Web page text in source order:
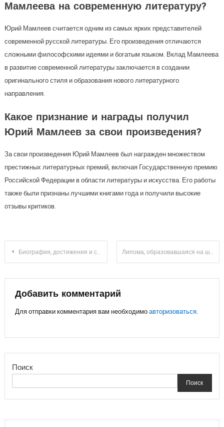
Мамлеева на современную литературу?
Юрий Мамлеев считается одним из самых ярких представителей
современной русской литературы. Его произведения отличаются
сложными философскими идеями и богатым языком. Вклад Мамлеева
в развитие современной литературы заключается в создании
оригинального стиля и образования нового литературного
направления.
Какое признание и награды получил
Юрий Мамлеев за свои произведения?
За свои произведения Юрий Мамлеев был награжден множеством
престижных литературных премий, включая Государственную премию
Российской Федерации в области литературы и искусства. Его работы
также были признаны лучшими книгами года и получили высокие
отзывы критиков.
Навигация
записям
Биография, достижения и события в жизни Бориса Годунова на Википедии Липома, образовавшаяся на шее: причины появления и код по МКБ-10
Добавить комментарий
Для отправки комментария вам необходимоавторизоваться.
Поиск
Поиск